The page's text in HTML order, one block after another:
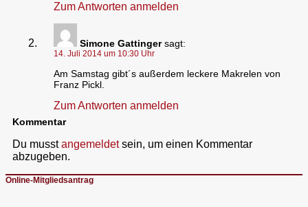
Zum Antworten anmelden
Simone Gattinger sagt:
14. Juli 2014 um 10:30 Uhr
Am Samstag gibt´s außerdem leckere Makrelen von
Franz Pickl.
Zum Antworten anmelden
Kommentar
Du musstangemeldetsein, um einen Kommentar
abzugeben.
Online-Mitgliedsantrag